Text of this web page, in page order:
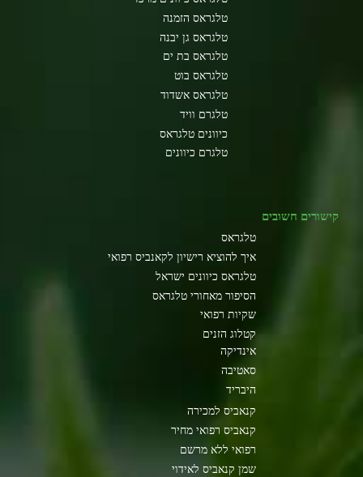
טלגראס הזמנה
טלגראס גן יבנה
טלגראס בת ים
טלגראס בוט
טלגראס אשדוד
טלגרם וויד
כיוונים טלגראס
טלגרם כיוונים
קישורים חשובים
טלגראס
איך להוציא רישיון לקאנביס רפואי
טלגראס כיוונים ישראל
הסיפור מאחורי טלגראס
שקיות רפואי
קטלוג הזנים
אינדיקה
סאטיבה
היבריד
קנאביס למכירה
קנאביס רפואי מחיר
רפואי ללא מרשם
שמן קנאביס לאידוי